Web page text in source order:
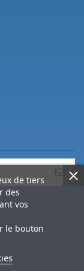
de tiers
des
vos
le bouton